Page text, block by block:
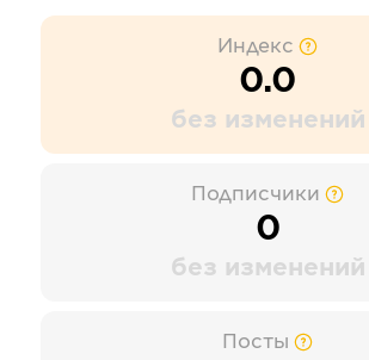
Индекс
0.0
без изменений
Подписчики
0
без изменений
Посты